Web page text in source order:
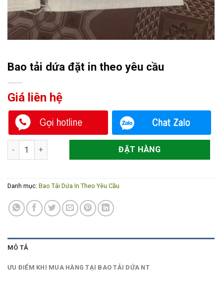
Bao tải dứa đặt in theo yêu cầu
Giá liên hệ
Bao tải dứa đặt in theo yêu cầu số lượng
ĐẶT HÀNG
Danh mục: Bao Tải Dứa In Theo Yêu Cầu
MÔ TẢ
ƯU ĐIỂM KHI MUA HÀNG TẠI BAO TẢI DỨA NT